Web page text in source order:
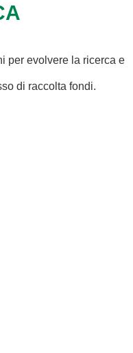
per evolvere la ricerca e
di raccolta fondi.